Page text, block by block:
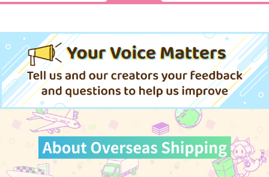
1,642円（税込）
ヴィクトル×勝生勇利
サンプル
作品詳細
2,463円（税込）
勝生勇利×ヴィクトル
ト
noisette＋
1,100 円（税込）
ヴィクトル×勝生勇利
サンプル
ち
コトノハ
専売 629 円（税込）
ユーリ!!! on ICE
ヴィクトル×勝生勇利
サンプル
カート
2026
とむぽん
2,200
ユーリ!!! on ICE
ヴィクトル×勝生勇利
カート
Cries
Meteor
1,540 （税込）
ユーリ!!! on ICE
ヴィクトル×勝生勇利
カート